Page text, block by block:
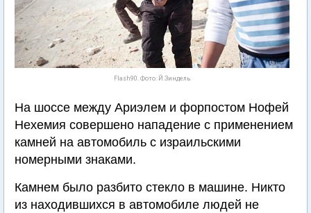
Flash90. Фото: Й.Зиндель
На шоссе между Ариэлем и форпостом Нофей
Нехемия совершено нападение с применением
камней на автомобиль с израильскими
номерными знаками.
Камнем было разбито стекло в машине. Никто
из находившихся в автомобиле людей не